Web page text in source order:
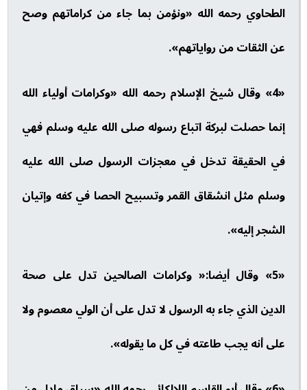
الطحاوي رحمه الله «ونؤمن بما جاء من كراماتهم وصح
عن الثقات من رواياتهم».
«4» وقال شيخ الإسلام رحمه الله «وكرامات أولياء الله
إنما حصلت لبركة اتباع رسوله صلى الله عليه وسلم فهي
في الحقيقة تدخل في معجزات الرسول صلى الله عليه
وسلم مثل انشقاق القمر وتسبيح الحصا في كفه وإتيان
الشجر إليه».
«5» وقال أيضا:« وكرامات الصالحين تدل على صحة
الدين الذي جاء به الرسول لا تدل على أن الولي معصوم ولا
على أنه يجب طاعته في كل ما يقوله».